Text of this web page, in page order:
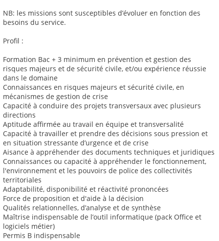
NB: les missions sont susceptibles d’évoluer en fonction des
besoins du service.
Profil :
Formation Bac + 3 minimum en prévention et gestion des
risques majeurs et de sécurité civile, et/ou expérience réussie
dans le domaine
Connaissances en risques majeurs et sécurité civile, en
mécanismes de gestion de crise
Capacité à conduire des projets transversaux avec plusieurs
directions
Aptitude affirmée au travail en équipe et transversalité
Capacité à travailler et prendre des décisions sous pression et
en situation stressante d’urgence et de crise
Aisance à appréhender des documents techniques et juridiques
Connaissances ou capacité à appréhender le fonctionnement,
l'environnement et les pouvoirs de police des collectivités
territoriales
Adaptabilité, disponibilité et réactivité prononcées
Force de proposition et d'aide à la décision
Qualités relationnelles, d’analyse et de synthèse
Maîtrise indispensable de l’outil informatique (pack Office et
logiciels métier)
Permis B indispensable